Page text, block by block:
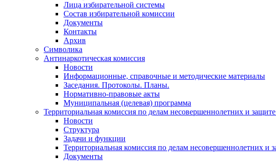
Лица избирательной системы
Состав избирательной комиссии
Документы
Контакты
Архив
Символика
Антинаркотическая комиссия
Новости
Информационные, справочные и методические материалы
Заседания. Протоколы. Планы.
Нормативно-правовые акты
Муниципальная (целевая) программа
Территориальная комиссия по делам несовершеннолетних и
Новости
Структура
Задачи и функции
Территориальная комиссия по делам несовершеннолетних
Документы